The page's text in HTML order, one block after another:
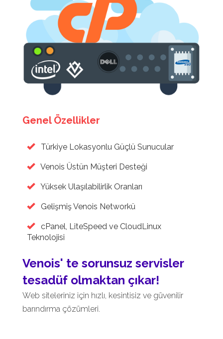
Genel Özellikler
Türkiye Lokasyonlu Güçlü Sunucular
Venois Üstün Müşteri Desteği
Yüksek Ulaşılabilirlik Oranları
Gelişmiş Venois Networkü
cPanel, LiteSpeed ve CloudLinux
Teknolojisi
Venois' te sorunsuz servisler
tesadüf olmaktan çıkar!
Web siteleriniz için hızlı, kesintisiz ve güvenilir
barındırma çözümleri.